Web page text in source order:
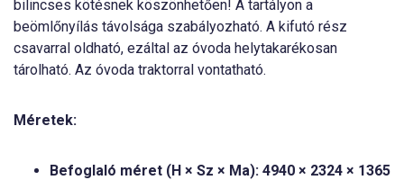
bilincses kötésnek köszönhetően! A tartályon a
beömlőnyílás távolsága szabályozható. A kifutó rész
csavarral oldható, ezáltal az óvoda helytakarékosan
tárolható. Az óvoda traktorral vontatható.
Méretek:
Befoglaló méret (H × Sz × Ma): 4940 × 2324 × 1365